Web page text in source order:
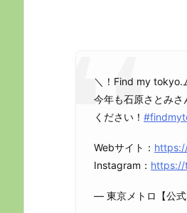
＼！Find my tokyo.
今年も石原さとみ
ください！
Webサイト：
Instagram： https://
— 東京メトロ【公